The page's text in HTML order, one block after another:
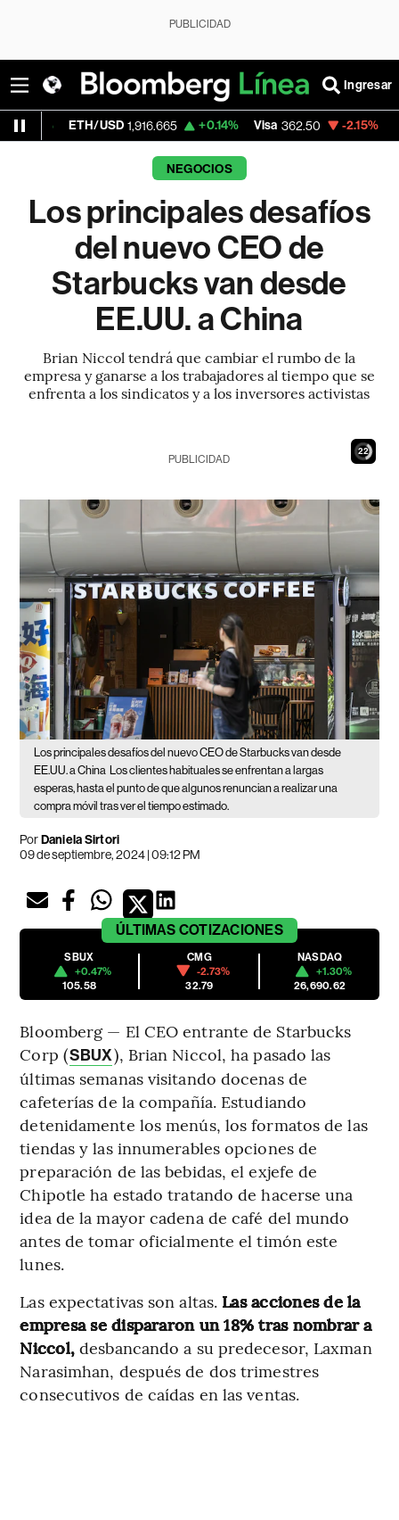
PUBLICIDAD
Ingresar
USD 1,916.665 +0.14% Visa 362.50 -2.15%
NEGOCIOS
Los principales desafíos
del nuevo CEO de
Starbucks van desde
EE.UU. a China
Brian Niccol tendrá que cambiar el rumbo de la
empresa y ganarse a los trabajadores al tiempo que se
enfrenta a los sindicatos y a los inversores activistas
21
PUBLICIDAD
Los principales desafíos del nuevo CEO de Starbucks van desde
EE.UU. a China
Los clientes habituales se enfrentan a largas
esperas, hasta el punto de que algunos renuncian a realizar una
compra móvil tras ver el tiempo estimado.
PorDaniela Sirtori
09 de septiembre, 2024 | 09:12 PM
ÚLTIMAS COTIZACIONES
SBUX
+0.47%
105.58
CMG
-2.73%
32.79
NASDAQ
+1.30%
26,690.62
Bloomberg — El CEO entrante de Starbucks
Corp (SBUX), Brian Niccol, ha pasado las
últimas semanas visitando docenas de
cafeterías de la compañía. Estudiando
detenidamente los menús, los formatos de las
tiendas y las innumerables opciones de
preparación de las bebidas, el exjefe de
Chipotle ha estado tratando de hacerse una
idea de la mayor cadena de café del mundo
antes de tomar oficialmente el timón este
lunes.
Las expectativas son altas. Las acciones de la
empresa se dispararon un 18% tras nombrar a
Niccol, desbancando a su predecesor, Laxman
Narasimhan, después de dos trimestres
consecutivos de caídas en las ventas.